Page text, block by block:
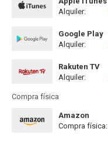
Alquiler:
Google Play
Alquiler:
Rakuten TV
Alquiler:
Compra física
Amazon
Compra física: